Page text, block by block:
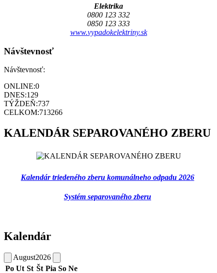
Elektrika
0800 123 332
0850 123 333
www.vypadokelektriny.sk
Návštevnosť
Návštevnosť:
ONLINE:0
DNES:129
TÝŽDEŇ:737
CELKOM:713266
KALENDÁR SEPAROVANÉHO ZBERU
Kalendár triedeného zberu komunálneho odpadu 2026
Systém separovaného zberu
Kalendár
August2026
Po Ut St Št Pia So Ne